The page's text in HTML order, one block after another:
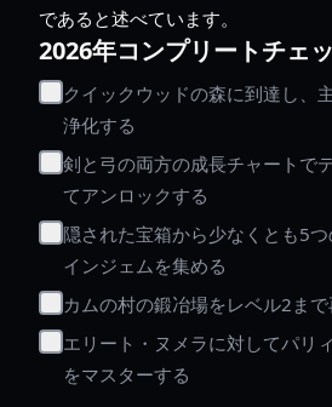
であると述べています。
2026年コンプリートチェ
クイックウッドの森に到達し、
浄化する
剣と弓の両方の成長チャートで
てアンロックする
隠された宝箱から少なくとも5
インジェムを集める
カムの村の鍛冶場をレベル2ま
エリート・ヌメラに対してパリ
をマスターする